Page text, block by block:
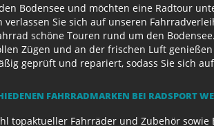
Bodensee und möchten eine Radtour
verlassen Sie sich auf unseren
schöne Touren rund um den
Zügen und an der frischen Luft
geprüft und repariert, sodass Sie sich
FAHRRADMARKEN BEI RADSPORT
topaktueller Fahrräder und Zubehör